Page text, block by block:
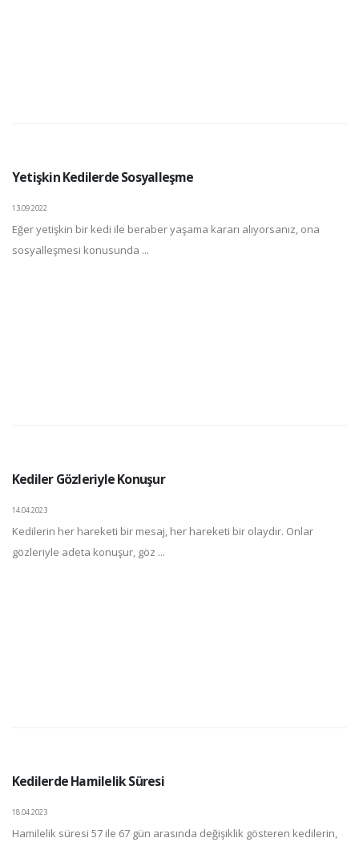
Yetişkin Kedilerde Sosyalleşme
13.09.2022
Eğer yetişkin bir kedi ile beraber yaşama kararı alıyorsanız, ona
sosyalleşmesi konusunda ...
Kediler Gözleriyle Konuşur
14.04.2023
Kedilerin her hareketi bir mesaj, her hareketi bir olaydır. Onlar
gözleriyle adeta konuşur, göz ...
Kedilerde Hamilelik Süresi
18.04.2023
Hamilelik süresi 57 ile 67 gün arasında değişiklik gösteren kedilerin,